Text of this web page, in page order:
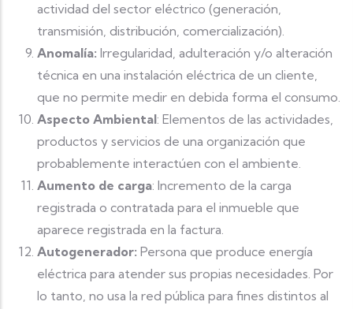
actividad del sector eléctrico (generación,
transmisión, distribución, comercialización).
Anomalía: Irregularidad, adulteración y/o alteración
técnica en una instalación eléctrica de un cliente,
que no permite medir en debida forma el consumo.
Aspecto Ambiental: Elementos de las actividades,
productos y servicios de una organización que
probablemente interactúen con el ambiente.
Aumento de carga: Incremento de la carga
registrada o contratada para el inmueble que
aparece registrada en la factura.
Autogenerador: Persona que produce energía
eléctrica para atender sus propias necesidades. Por
lo tanto, no usa la red pública para fines distintos al